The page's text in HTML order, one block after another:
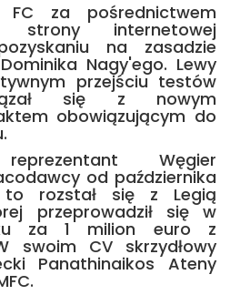
FC za pośrednictwem
strony internetowej
na zasadzie
Nagy'ego. Lewy
przejściu testów
się z nowym
obowiązującym do
reprezentant Węgier
od października
rozstał się z Legią
przeprowadził się w
za 1 milion euro z
swoim CV skrzydłowy
Panathinaikos Ateny